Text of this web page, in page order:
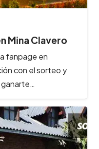
Mina Clavero
fanpage en
con el sorteo y